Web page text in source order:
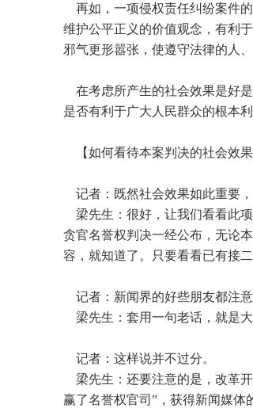
再如，一项侵权责任纠纷案件
维护公平正义的价值观念，有利
邪气更形嚣张，使遵守法律的人
在考虑所产生的社会效果是好
是否有利于广大人民群众的根本利
【如何看待本案判决的社会效果
记者：既然社会效果如此重要
梁先生：很好，让我们看看此
贪官名誉权判决一经公布，无论
容，就知道了。只要看看已有接
记者：新闻界的好些朋友都注
梁先生：套用一句老话，就是
记者：这样说并不过分。
梁先生：还要注意的是，改革
赢了名誉权官司”，获得新闻媒体